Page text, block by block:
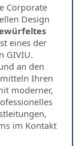
Corporate
Design
eines der
GIVIU.
an den
Ihren
moderner,
im Kontakt